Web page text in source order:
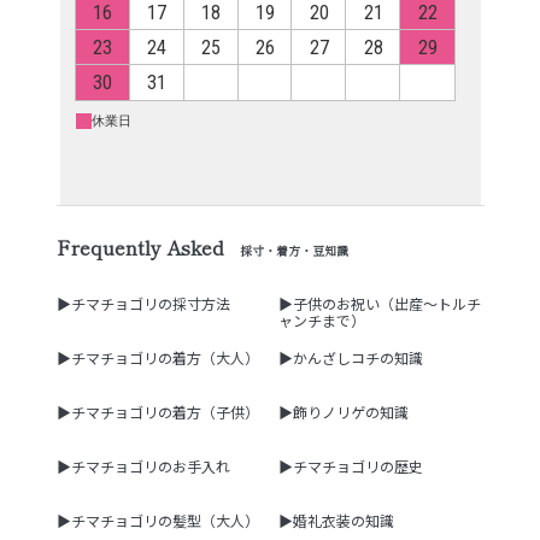
Frequently Asked 採寸・着方・豆知識
▶チマチョゴリの採寸方法
▶子供のお祝い（出産～トルチ
ャンチまで）
▶チマチョゴリの着方（大人）
▶かんざしコチの知識
▶チマチョゴリの着方（子供） ▶飾りノリゲの知識
▶チマチョゴリのお手入れ ▶チマチョゴリの歴史
▶チマチョゴリの髪型（大人） ▶婚礼衣装の知識